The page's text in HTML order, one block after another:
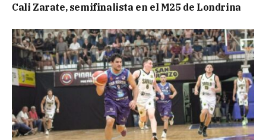
Cali Zarate, semifinalista en el M25 de Londrina